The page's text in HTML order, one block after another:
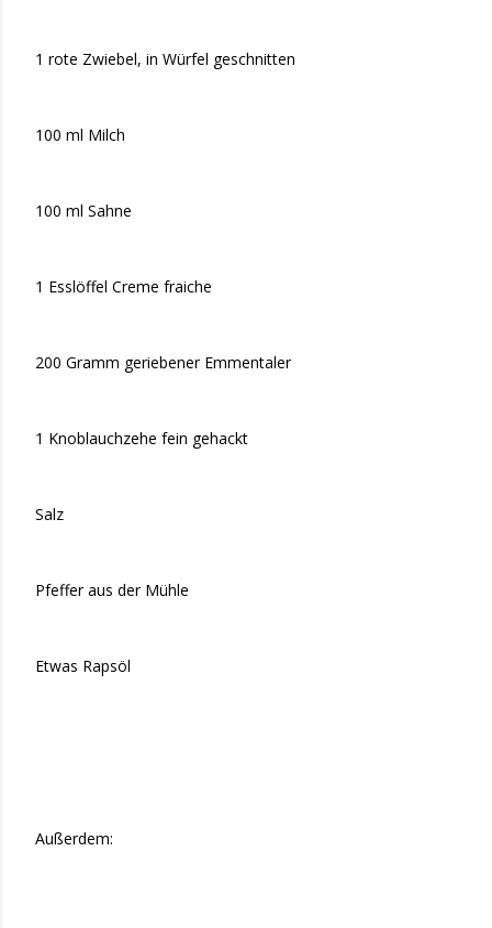
1 rote Zwiebel, in Würfel geschnitten
100 ml Milch
100 ml Sahne
1 Esslöffel Creme fraiche
200 Gramm geriebener Emmentaler
1 Knoblauchzehe fein gehackt
Salz
Pfeffer aus der Mühle
Etwas Rapsöl
Außerdem: